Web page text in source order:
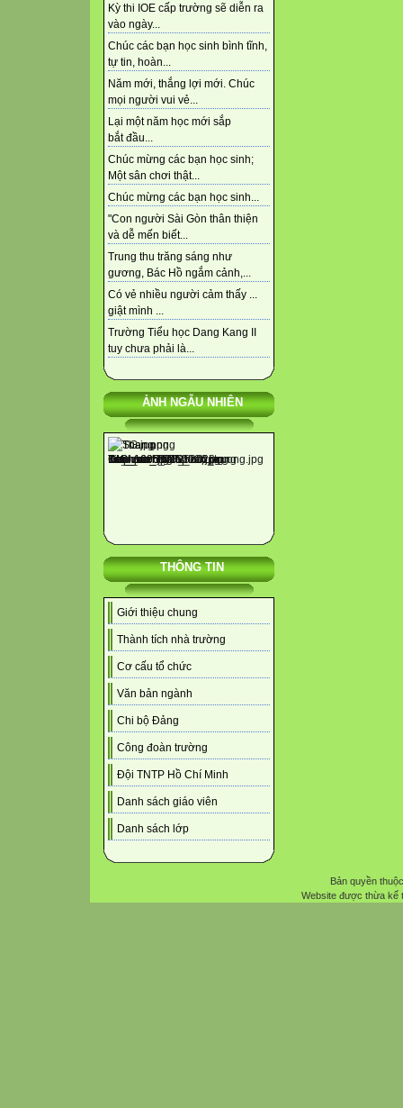
Kỳ thi IOE cấp trường sẽ diễn ra
vào ngày...
Chúc các bạn học sinh bình tĩnh,
tự tin, hoàn...
Năm mới, thắng lợi mới. Chúc
mọi người vui vẻ...
Lại một năm học mới sắp
bắt đầu...
Chúc mừng các bạn học sinh;
Một sân chơi thật...
Chúc mừng các bạn học sinh...
"Con người Sài Gòn thân thiện
và dễ mến biết...
Trung thu trăng sáng như
gương, Bác Hồ ngắm cảnh,...
Có vẻ nhiều người cảm thấy ...
giật mình ...
Trường Tiểu học Dang Kang II
tuy chưa phải là...
ẢNH NGẪU NHIÊN
THÔNG TIN
Giới thiệu chung
Thành tích nhà trường
Cơ cấu tổ chức
Văn bản ngành
Chi bộ Đảng
Công đoàn trường
Đội TNTP Hồ Chí Minh
Danh sách giáo viên
Danh sách lớp
Bản quyền
Website được thừa kế